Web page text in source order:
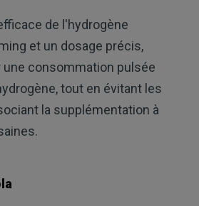
de l'hydrogène
et un dosage précis,
une consommation pulsée
tout en évitant les
la supplémentation à